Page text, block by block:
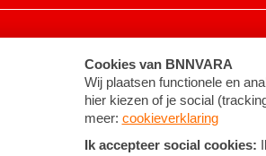
instellingen Algemene